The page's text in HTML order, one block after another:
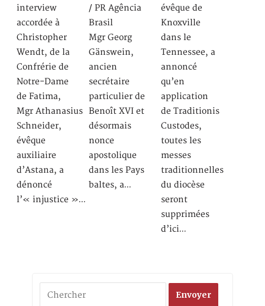
interview
accordée à
Christopher
Wendt, de la
Confrérie de
Notre-Dame
de Fatima,
Mgr Athanasius
Schneider,
évêque
auxiliaire
d’Astana, a
dénoncé
l’« injustice »…
/ PR Agência
Brasil
Mgr Georg
Gänswein,
ancien
secrétaire
particulier de
Benoît XVI et
désormais
nonce
apostolique
dans les Pays
baltes, a…
évêque de
Knoxville
dans le
Tennessee, a
annoncé
qu’en
application
de Traditionis
Custodes,
toutes les
messes
traditionnelles
du diocèse
seront
supprimées
d’ici…